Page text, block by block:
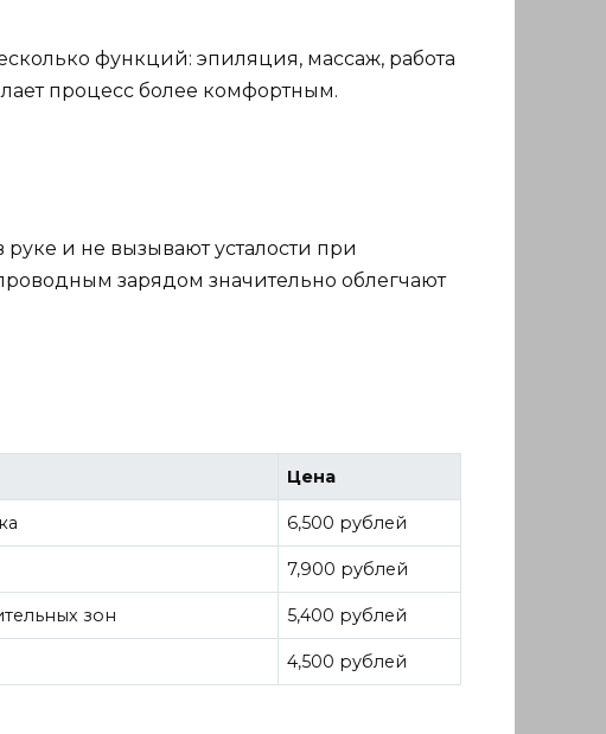
функций: эпиляция, массаж, работа
процесс более комфортным.
и не вызывают усталости при
зарядом значительно облегчают
Цена
6,500 рублей
7,900 рублей
зон 5,400 рублей
4,500 рублей